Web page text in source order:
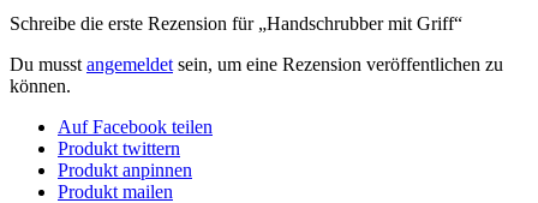
Schreibe die erste Rezension für „Handschrubber mit Griff“
Du musst angemeldet sein, um eine Rezension veröffentlichen zu
können.
Auf Facebook teilen
Produkt twittern
Produkt anpinnen
Produkt mailen